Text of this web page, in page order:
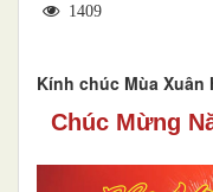
1409
Kính chúc Mùa Xuân
Chúc Mừng